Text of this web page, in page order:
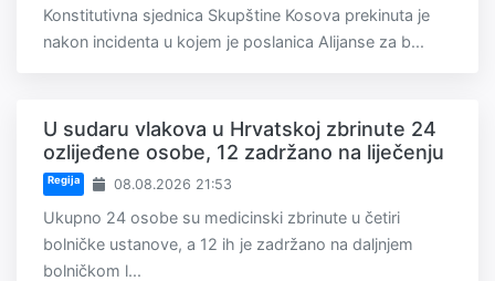
Konstitutivna sjednica Skupštine Kosova prekinuta je
nakon incidenta u kojem je poslanica Alijanse za b...
U sudaru vlakova u Hrvatskoj zbrinute 24
ozlijeđene osobe, 12 zadržano na liječenju
Regija 08.08.2026 21:53
Ukupno 24 osobe su medicinski zbrinute u četiri
bolničke ustanove, a 12 ih je zadržano na daljnjem
bolničkom l...